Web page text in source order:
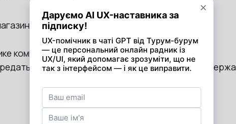
компании;
а затем придумайте историю, чтобы